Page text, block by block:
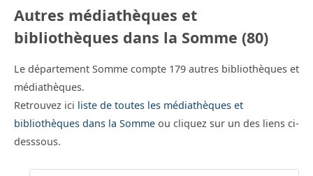
Autres médiathèques et
bibliothèques dans la Somme (80)
Le département Somme compte 179 autres bibliothèques et
médiathèques.
Retrouvez ici liste de toutes les médiathèques et
bibliothèques dans la Somme ou cliquez sur un des liens ci-
desssous.